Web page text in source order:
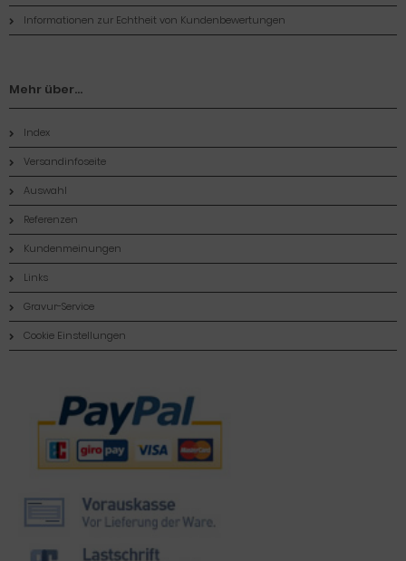
Informationen zur Echtheit von Kundenbewertungen
Mehr über...
Index
Versandinfoseite
Auswahl
Referenzen
Kundenmeinungen
Links
Gravur-Service
Cookie Einstellungen
Zahlungsmethoden